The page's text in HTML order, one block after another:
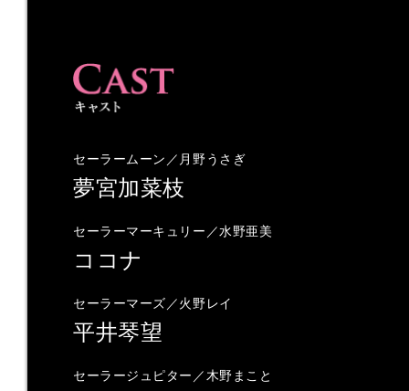
セーラームーン／月野うさぎ
夢宮加菜枝
セーラーマーキュリー／水野亜美
ココナ
セーラーマーズ／火野レイ
平井琴望
セーラージュピター／木野まこと